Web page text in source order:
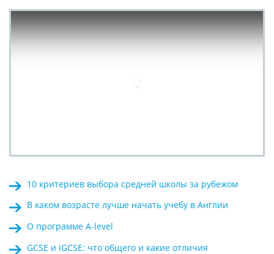
10 критериев выбора средней школы за рубежом
В каком возрасте лучше начать учебу в Англии
О программе A-level
GCSE и iGCSE: что общего и какие отличия